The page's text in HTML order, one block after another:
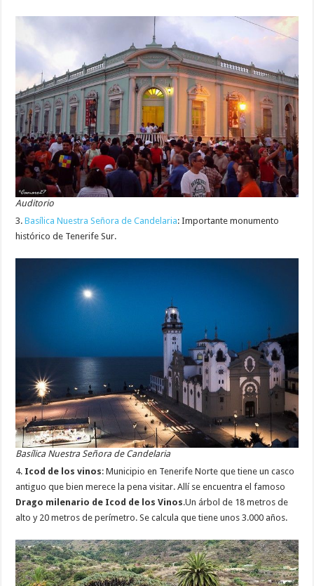
Auditorio
3.Basílica Nuestra Señora de Candelaria: Importante monumento
histórico de Tenerife Sur.
Basílica Nuestra Señora de Candelaria
4. Icod de los vinos: Municipio en Tenerife Norte que tiene un casco
antiguo que bien merece la pena visitar. Allí se encuentra el famoso
Drago milenario de Icod de los Vinos.Un árbol de 18 metros de
alto y 20 metros de perímetro. Se calcula que tiene unos 3.000 años.